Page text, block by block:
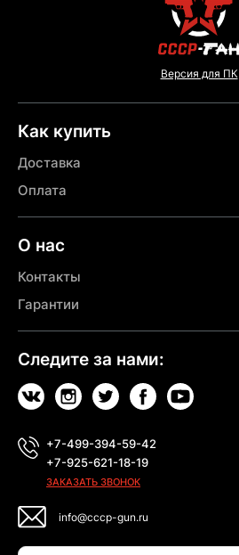
Версия для ПК
Как купить
Доставка
Оплата
О нас
Контакты
Гарантии
Следите за нами:
+7-499-394-59-42
+7-925-621-18-19
ЗАКАЗАТЬ ЗВОНОК
info@cccp-gun.ru